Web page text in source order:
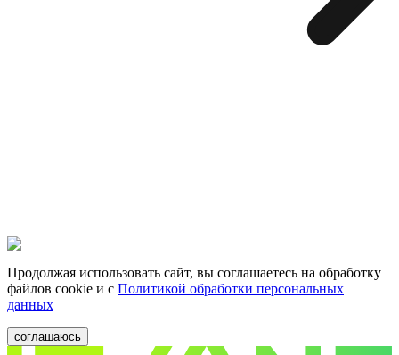
Продолжая использовать сайт, вы соглашаетесь на обработку
файлов cookie и c Политикой обработки персональных
данных
соглашаюсь